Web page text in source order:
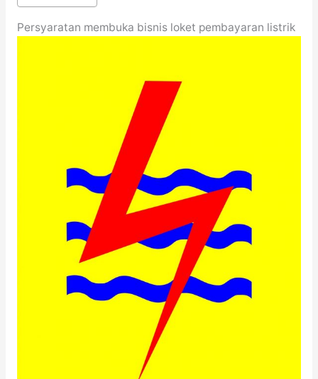
Persyaratan membuka bisnis loket pembayaran listrik